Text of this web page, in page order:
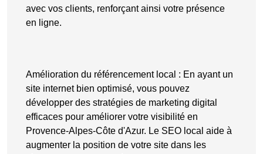
avec vos clients, renforçant ainsi votre présence
en ligne.
Amélioration du référencement local : En ayant un
site internet bien optimisé, vous pouvez
développer des stratégies de marketing digital
efficaces pour améliorer votre visibilité en
Provence-Alpes-Côte d'Azur. Le SEO local aide à
augmenter la position de votre site dans les